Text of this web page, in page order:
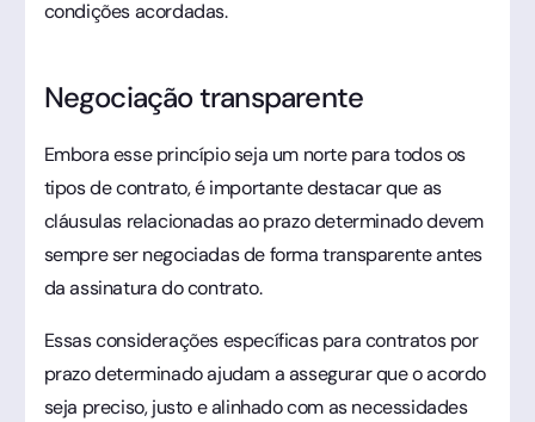
condições acordadas.
Negociação transparente
Embora esse princípio seja um norte para todos os
tipos de contrato, é importante destacar que as
cláusulas relacionadas ao prazo determinado devem
sempre ser negociadas de forma transparente antes
da assinatura do contrato.
Essas considerações específicas para contratos por
prazo determinado ajudam a assegurar que o acordo
seja preciso, justo e alinhado com as necessidades